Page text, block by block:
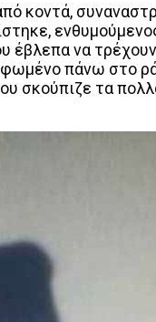
κοντά,
να τρέχουν
πάνω στο
σκούπιζε τα